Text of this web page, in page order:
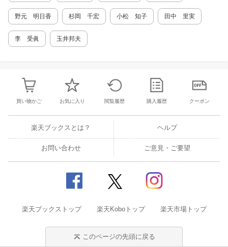
慮した集団活動 5章 インクルーシブ保育・教
育における認知機能の支援（合理的配慮） 1
幼児期における遊びを通した総合的な学び
2 クラス全体に向けて行われる支援 3 ダ
ること、意欲を育むこと 2 障害像を分析的
に捉え、子どもが見ている世界に接近する 3
楽しみながら繰り返す 4 社会に向き合い
6 おわりにかえてーー心を表現する場や機
会を大切にする 7章 子育ての経験から「障害
のある子どもを社会の中で育てる」--私たちの
子育て（妻の記憶から） 1 出産そして告知
2 障害のある子どもの親になるということ
弱さ 5 動くことが楽しいと思える子にする
ために 6 保育園生活ーー子どもの力を発揮
で育つ 8 中学校生活 9 太田高等養護高
能の育ちを把握するためのアセスメント票 1
アセスメント票の使い方 9章 知能を育てる
野元 明日香 杉岡 千宏 小松 知子 田中 里実
李 受眞 玉井邦夫
買い物かご お気に入り 閲覧履歴 購入履歴 クーポン
楽天ブックスとは？ ヘルプ
お問い合わせ ご意見・ご要望
楽天ブックストップ 楽天Koboトップ 楽天市場トップ
このページの先頭に戻る